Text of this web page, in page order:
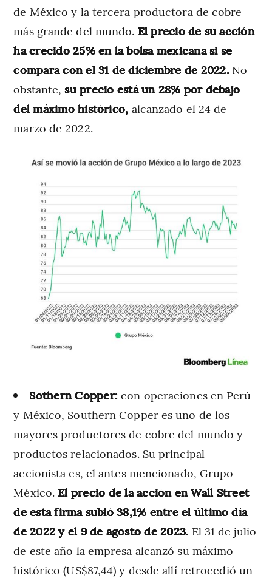
de México y la tercera productora de cobre
más grande del mundo. El precio de su acción
ha crecido 25% en la bolsa mexicana si se
compara con el 31 de diciembre de 2022. No
obstante,su precio está un 28% por debajo
del máximo histórico, alcanzado el 24 de
marzo de 2022.
Sothern Copper:con operaciones en Perú
y México, Southern Copper es uno de los
mayores productores de cobre del mundo y
productos relacionados. Su principal
accionista es, el antes mencionado, Grupo
México. El precio de la acción en Wall Street
de esta firma subió 38,1% entre el último día
de 2022 y el 9 de agosto de 2023. El 31 de julio
de este año la empresa alcanzó su máximo
histórico (US$87,44) y desde allí retrocedió un